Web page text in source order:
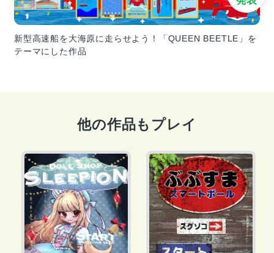
新型高速船を大海原に走らせよう！「QUEEN BEETLE」を
テーマにした作品
他の作品もプレイ